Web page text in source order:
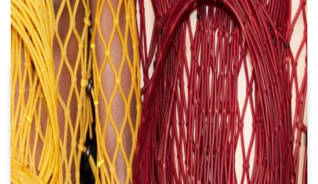
MÁS PURO DISEÑO
Verde y Naranja son los dos
colores fetiche de la
decoración 2024